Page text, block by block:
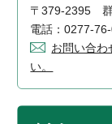
〒379-2395 群
電話：0277-
お問い合わ
い。